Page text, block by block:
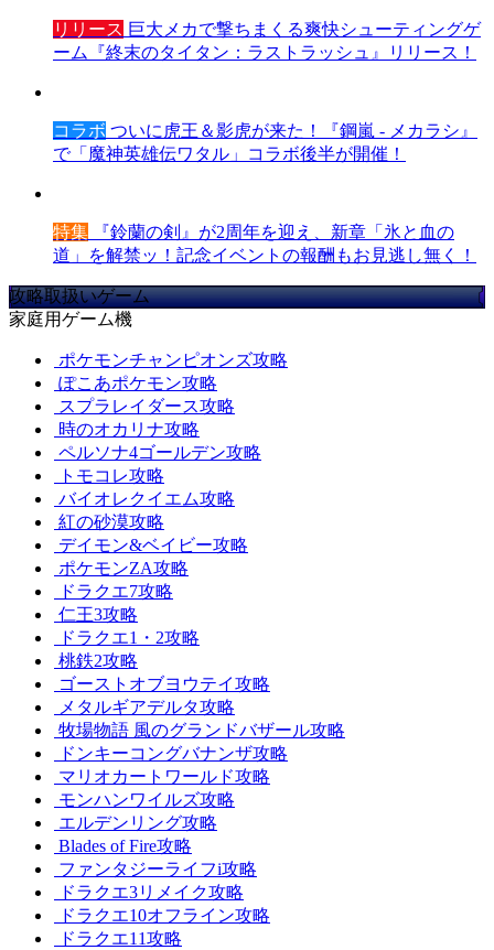
リリース 巨大メカで撃ちまくる爽快シューティングゲ
ーム『終末のタイタン：ラストラッシュ』リリース！
コラボ ついに虎王＆影虎が来た！『鋼嵐 - メカラシ』
で「魔神英雄伝ワタル」コラボ後半が開催！
特集 『鈴蘭の剣』が2周年を迎え、新章「氷と血の
道」を解禁ッ！記念イベントの報酬もお見逃し無く！
攻略取扱いゲーム
家庭用ゲーム機
ポケモンチャンピオンズ攻略
ぽこあポケモン攻略
スプラレイダース攻略
時のオカリナ攻略
ペルソナ4ゴールデン攻略
トモコレ攻略
バイオレクイエム攻略
紅の砂漠攻略
デイモン&ベイビー攻略
ポケモンZA攻略
ドラクエ7攻略
仁王3攻略
ドラクエ1・2攻略
桃鉄2攻略
ゴーストオブヨウテイ攻略
メタルギアデルタ攻略
牧場物語 風のグランドバザール攻略
ドンキーコングバナンザ攻略
マリオカートワールド攻略
モンハンワイルズ攻略
エルデンリング攻略
Blades of Fire攻略
ファンタジーライフi攻略
ドラクエ3リメイク攻略
ドラクエ10オフライン攻略
ドラクエ11攻略